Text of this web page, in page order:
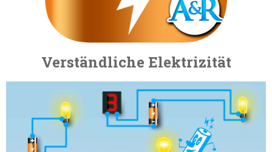
Verständliche Elektrizität